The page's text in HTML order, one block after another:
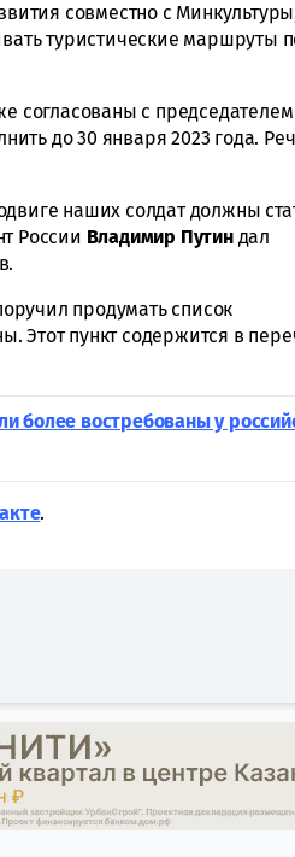
совместно с
туристические маршруты
согласованы с председателем
до 30 января 2023 года.
наших солдат должны
России Владимир Путин дал
продумать список
Этот пункт содержится в
более востребованы у
.